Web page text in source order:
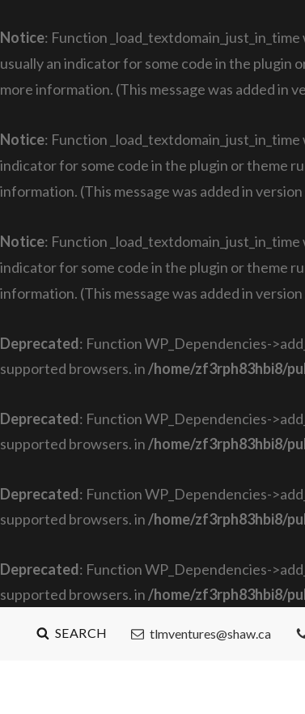
Notice: Function _load_textdomain_just_in_time
usually an indicator for some code in the plugin
more information. (This message was added in
Notice: Function _load_textdomain_just_in_time
indicator for some code in the plugin or theme
information. (This message was added in version
Notice: Function _load_textdomain_just_in_time
indicator for some code in the plugin or theme
information. (This message was added in version
Deprecated: Function WP_Dependencies-
supported browsers. in /home/zf3rph83hbi8/
Deprecated: Function WP_Dependencies-
supported browsers. in /home/zf3rph83hbi8/
Deprecated: Function WP_Dependencies-
supported browsers. in /home/zf3rph83hbi8/
Deprecated: Function WP_Dependencies-
supported browsers. in /home/zf3rph83hbi8/
SEARCH tlmventures@shaw.ca